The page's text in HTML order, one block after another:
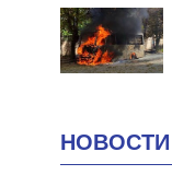
НОВОСТИ